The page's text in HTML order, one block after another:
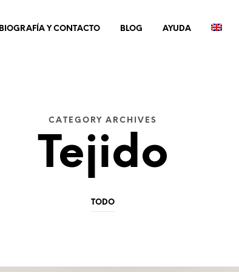
BIOGRAFÍA Y CONTACTO BLOG AYUDA
CATEGORY ARCHIVES
Tejido
TODO